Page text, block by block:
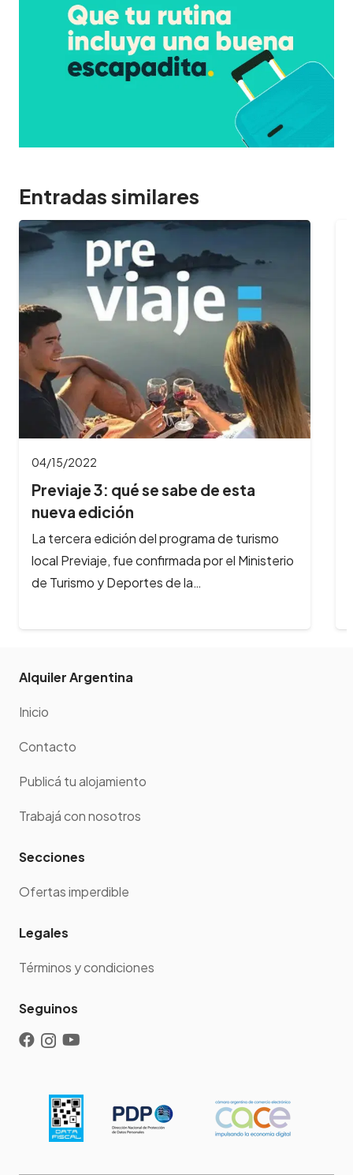
Entradas similares
Se viene el Festival gastronómico
Peperina en…
En Semana Santa, llega a Alta Gracia el
Festival Gastronómicomás importante del
interior del país. Del 14 al 16 de…
Alquiler Argentina
Inicio
Contacto
Publicá tu alojamiento
Trabajá con nosotros
Secciones
Ofertas imperdible
Legales
Términos y condiciones
Seguinos